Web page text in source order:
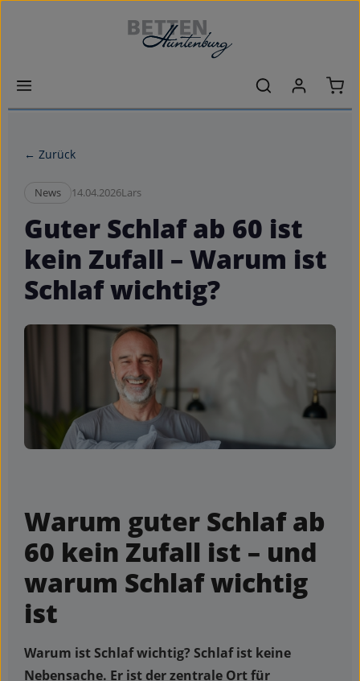
Zum Hauptinhalt springen
← Zurück
News 14.04.2026Lars
Guter Schlaf ab 60 ist
kein Zufall – Warum ist
Schlaf wichtig?
Warum guter Schlaf ab
60 kein Zufall ist – und
warum Schlaf wichtig
ist
Warum ist Schlaf wichtig? Schlaf ist keine
Nebensache. Er ist der zentrale Ort für